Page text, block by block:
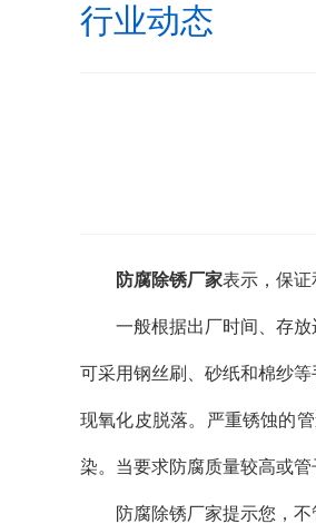
行业动态
防腐除锈厂家表示，保证
一般根据出厂时间、存放运
可采用钢丝刷、砂纸和棉纱
现氧化皮脱落。严重锈蚀的
染。当要求防腐质量较高或
防腐除锈厂家提示您，不管